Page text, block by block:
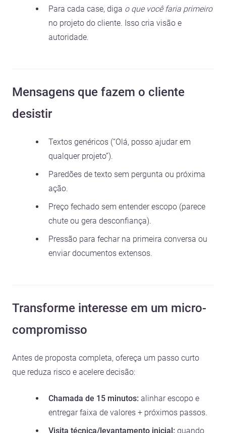
Para cada case, diga o que você faria primeiro
no projeto do cliente. Isso cria visão e
autoridade.
Mensagens que fazem o cliente
desistir
Textos genéricos (“Olá, posso ajudar em
qualquer projeto”).
Paredões de texto sem pergunta ou próxima
ação.
Preço fechado sem entender escopo (parece
chute ou gera desconfiança).
Pressão para fechar na primeira conversa ou
enviar documentos extensos.
Transforme interesse em um micro-
compromisso
Antes de proposta completa, ofereça um passo curto
que reduza risco e acelere decisão:
Chamada de 15 minutos: alinhar escopo e
entregar faixa de valores + próximos passos.
Visita técnica/levantamento inicial: quando